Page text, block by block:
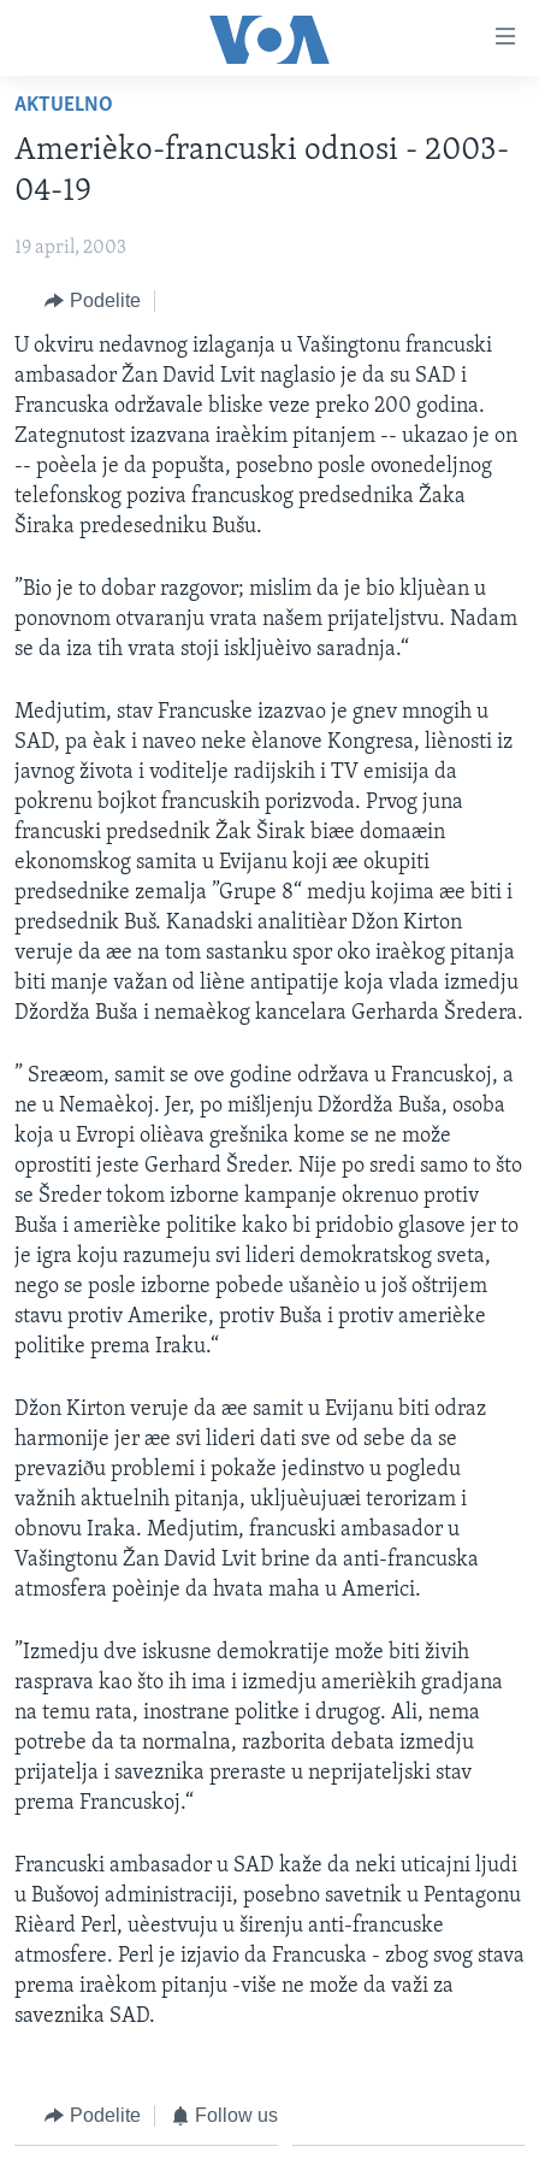
glavni
sadržaj
Idi
na
glavnu
navigaciju
pretragu
NASLOVNA
BALKAN
GLOBALNE TEME
EKONOMIJA
MEDICINA
KULTURA
DRUŠTVO
INTERVJU
OTVORENI STUDIO
IZ AMERIKE
PRATITE NAS
Jezici
AKTUELNO
Amerièko-francuski odnosi - 2003-
04-19
19 april, 2003
Podelite
U okviru nedavnog izlaganja u Vašingtonu francuski
ambasador Žan David Lvit naglasio je da su SAD i
Francuska održavale bliske veze preko 200 godina.
Zategnutost izazvana iraèkim pitanjem -- ukazao je on
-- poèela je da popušta, posebno posle ovonedeljnog
telefonskog poziva francuskog predsednika Žaka
Širaka predesedniku Bušu.
”Bio je to dobar razgovor; mislim da je bio kljuèan u
ponovnom otvaranju vrata našem prijateljstvu. Nadam
se da iza tih vrata stoji iskljuèivo saradnja.“
Medjutim, stav Francuske izazvao je gnev mnogih u
SAD, pa èak i naveo neke èlanove Kongresa, liènosti iz
javnog života i voditelje radijskih i TV emisija da
pokrenu bojkot francuskih porizvoda. Prvog juna
francuski predsednik Žak Širak biæe domaæin
ekonomskog samita u Evijanu koji æe okupiti
predsednike zemalja ”Grupe 8“ medju kojima æe biti i
predsednik Buš. Kanadski analitièar Džon Kirton
veruje da æe na tom sastanku spor oko iraèkog pitanja
biti manje važan od liène antipatije koja vlada izmedju
Džordža Buša i nemaèkog kancelara Gerharda Šredera.
” Sreæom, samit se ove godine održava u Francuskoj, a
ne u Nemaèkoj. Jer, po mišljenju Džordža Buša, osoba
koja u Evropi olièava grešnika kome se ne može
oprostiti jeste Gerhard Šreder. Nije po sredi samo to što
se Šreder tokom izborne kampanje okrenuo protiv
Buša i amerièke politike kako bi pridobio glasove jer to
je igra koju razumeju svi lideri demokratskog sveta,
nego se posle izborne pobede ušanèio u još oštrijem
stavu protiv Amerike, protiv Buša i protiv amerièke
politike prema Iraku.“
Džon Kirton veruje da æe samit u Evijanu biti odraz
harmonije jer æe svi lideri dati sve od sebe da se
prevaziðu problemi i pokaže jedinstvo u pogledu
važnih aktuelnih pitanja, ukljuèujuæi terorizam i
obnovu Iraka. Medjutim, francuski ambasador u
Vašingtonu Žan David Lvit brine da anti-francuska
atmosfera poèinje da hvata maha u Americi.
”Izmedju dve iskusne demokratije može biti živih
rasprava kao što ih ima i izmedju amerièkih gradjana
na temu rata, inostrane politke i drugog. Ali, nema
potrebe da ta normalna, razborita debata izmedju
prijatelja i saveznika preraste u neprijateljski stav
prema Francuskoj.“
Francuski ambasador u SAD kaže da neki uticajni ljudi
u Bušovoj administraciji, posebno savetnik u Pentagonu
Rièard Perl, uèestvuju u širenju anti-francuske
atmosfere. Perl je izjavio da Francuska - zbog svog stava
prema iraèkom pitanju -više ne može da važi za
saveznika SAD.
Podelite Follow us